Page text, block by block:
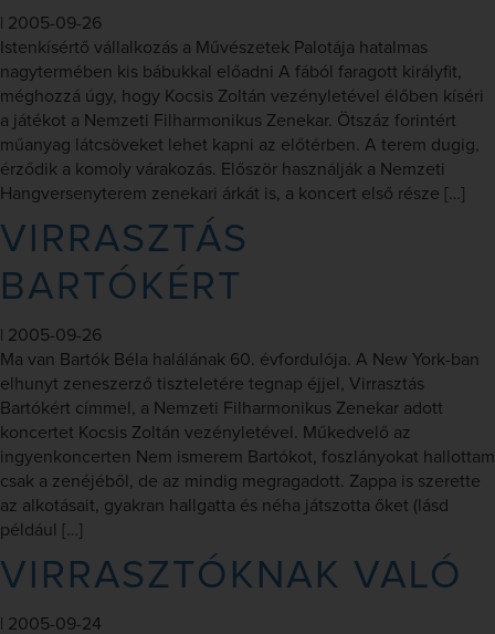
2005-09-26
Istenkísértő vállalkozás a Művészetek Palotája hatalmas
nagytermében kis bábukkal előadni A fából faragott királyfit,
méghozzá úgy, hogy Kocsis Zoltán vezényletével élőben kíséri
a játékot a Nemzeti Filharmonikus Zenekar. Ötszáz forintért
műanyag látcsöveket lehet kapni az előtérben. A terem dugig,
érződik a komoly várakozás. Először használják a Nemzeti
Hangversenyterem zenekari árkát is, a koncert első része […]
VIRRASZTÁS
BARTÓKÉRT
2005-09-26
Ma van Bartók Béla halálának 60. évfordulója. A New York-ban
elhunyt zeneszerző tiszteletére tegnap éjjel, Virrasztás
Bartókért címmel, a Nemzeti Filharmonikus Zenekar adott
koncertet Kocsis Zoltán vezényletével. Műkedvelő az
ingyenkoncerten Nem ismerem Bartókot, foszlányokat hallottam
csak a zenéjéből, de az mindig megragadott. Zappa is szerette
az alkotásait, gyakran hallgatta és néha játszotta őket (lásd
például […]
VIRRASZTÓKNAK VALÓ
2005-09-24